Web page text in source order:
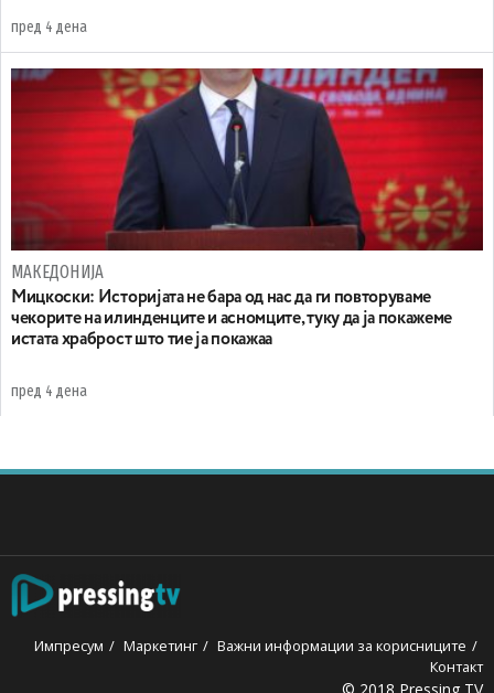
пред 4 дена
МАКЕДОНИЈА
Мицкоски: Историјата не бара од нас да ги повторуваме
чекорите на илинденците и асномците, туку да ја покажеме
истата храброст што тие ја покажаа
пред 4 дена
Импресум Маркетинг
Важни информации за корисниците
Контакт